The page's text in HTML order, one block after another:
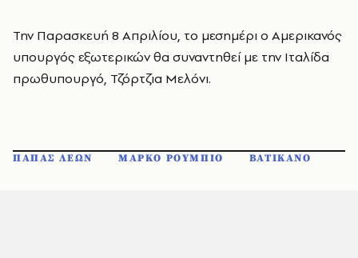
Την Παρασκευή 8 Απριλίου, το μεσημέρι ο Αμερικανός
υπουργός εξωτερικών θα συναντηθεί με την Ιταλίδα
πρωθυπουργό, Τζόρτζια Μελόνι.
ΠΑΠΑΣ ΛΕΩΝ ΜΑΡΚΟ ΡΟΥΜΠΙΟ ΒΑΤΙΚΑΝΟ